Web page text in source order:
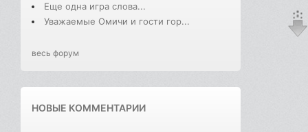
Еще одна игра слова...
Уважаемые Омичи и гости гор...
весь форум
НОВЫЕ КОММЕНТАРИИ